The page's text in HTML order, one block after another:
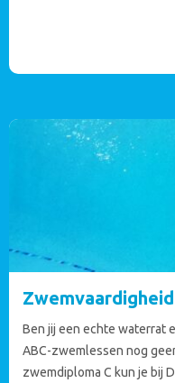
Zwemvaardigheid
Ben jij een echte waterrat
ABC-zwemlessen nog
zwemdiploma C kun je bij